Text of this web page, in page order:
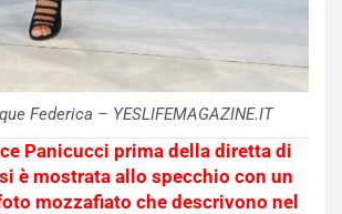
Federica – YESLIFEMAGAZINE.IT
Panicucci prima della diretta di
è mostrata allo specchio con un
mozzafiato che descrivono nel